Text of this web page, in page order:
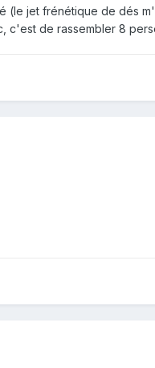
(le jet frénétique de dés
c'est de rassembler 8